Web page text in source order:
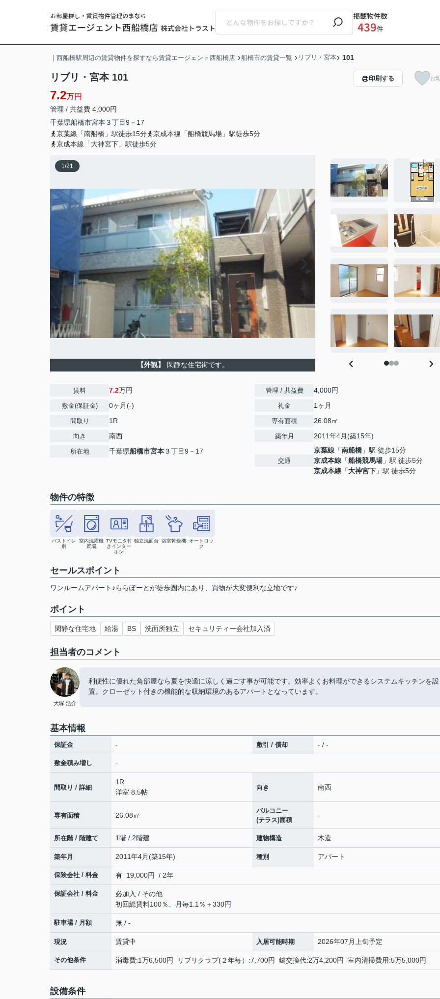
掲載物件数
439件
｜西船橋駅周辺の賃貸物件を探すなら賃貸エージェント西船橋店 船橋市の賃貸一覧 リブリ・宮本 101
リブリ・宮本 101
7.2万円
管理 / 共益費 4,000円
千葉県船橋市宮本 ３丁目9－17
京葉線「南船橋」駅徒歩15分
京成本線「船橋競馬場」駅徒歩5分
京成本線「大神宮下」駅徒歩5分
印刷する お
1/21
【外観】 閑静な住宅街です。
賃料 7.2万円
敷金(保証金) 0ヶ月(-)
間取り 1R
向き 南西
所在地 千葉県船橋市宮本３丁目9－17
管理 / 共益費 4,000円
礼金 1ヶ月
専有面積 26.08㎡
築年月 2011年4月(築15年)
交通
京葉線 「南船橋 」駅 徒歩15分
京成本線 「船橋競馬場」駅 徒歩5分
京成本線 「大神宮下 」駅 徒歩5分
物件の特徴
バストイレ
別
室内洗濯機
置場
TVモニタ付
きインター
ホン
独立洗面台 浴室乾燥機
オートロッ
ク
セールスポイント
ワンルームアパート♪ららぽーとが徒歩圏内にあり、買物が大変便利な立地です♪
ポイント
閑静な住宅地 給湯 BS 洗面所独立 セキュリティー会社加入済
担当者のコメント
大塚 浩介
利便性に優れた角部屋なら夏を快適に涼しく過ごす事が可能です。効率よくお料理ができるシステムキッチンを設
置。クローゼット付きの機能的な収納環境のあるアパートとなっています。
基本情報
保証金 - 敷引 / 償却 - / -
敷金積み増し -
間取り / 詳細
1R
洋室 8.5帖
向き 南西
専有面積 26.08㎡
バルコニー
(テラス)面積
-
所在階 / 階建て 1階 / 2階建 建物構造 木造
築年月 2011年4月(築15年) 種別 アパート
保険会社 / 料金 有 19,000円 / 2年
保証会社 / 料金
必加入 / その他
初回総賃料100％、月毎1.1％＋330円
駐車場 / 月額 無 / -
現況 賃貸中 入居可能時期 2026年07月上旬予定
その他条件 消毒費:1万6,500円 リブリクラブ(２年毎）:7,700円 鍵交換代:2万4,200円 室内清掃費用:5万5,000円
設備条件